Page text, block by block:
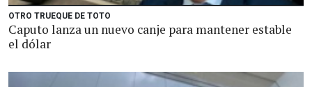
OTRO TRUEQUE DE TOTO
Caputo lanza un nuevo canje para mantener estable
el dólar